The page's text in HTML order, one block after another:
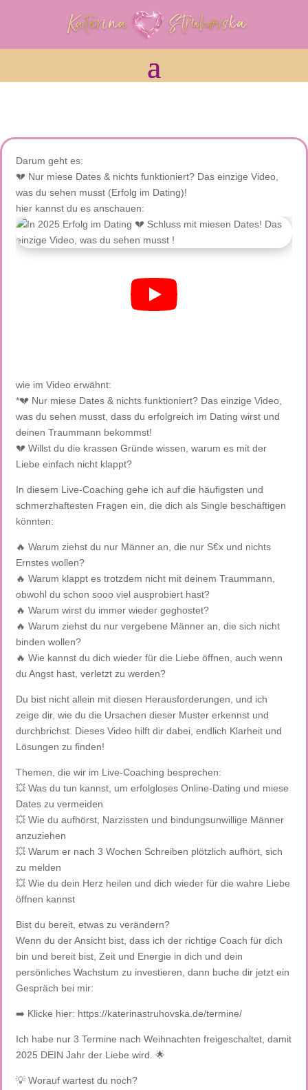
Darum geht es:
💔 Nur miese Dates & nichts funktioniert? Das einzige Video,
was du sehen musst (Erfolg im Dating)!
hier kannst du es anschauen:
wie im Video erwähnt:
*💔 Nur miese Dates & nichts funktioniert? Das einzige Video,
was du sehen musst, dass du erfolgreich im Dating wirst und
deinen Traummann bekommst!
💔 Willst du die krassen Gründe wissen, warum es mit der
Liebe einfach nicht klappt?
In diesem Live-Coaching gehe ich auf die häufigsten und
schmerzhaftesten Fragen ein, die dich als Single beschäftigen
könnten:
🔥 Warum ziehst du nur Männer an, die nur S€x und nichts
Ernstes wollen?
🔥 Warum klappt es trotzdem nicht mit deinem Traummann,
obwohl du schon sooo viel ausprobiert hast?
🔥 Warum wirst du immer wieder geghostet?
🔥 Warum ziehst du nur vergebene Männer an, die sich nicht
binden wollen?
🔥 Wie kannst du dich wieder für die Liebe öffnen, auch wenn
du Angst hast, verletzt zu werden?
Du bist nicht allein mit diesen Herausforderungen, und ich
zeige dir, wie du die Ursachen dieser Muster erkennst und
durchbrichst. Dieses Video hilft dir dabei, endlich Klarheit und
Lösungen zu finden!
Themen, die wir im Live-Coaching besprechen:
💥 Was du tun kannst, um erfolgloses Online-Dating und miese
Dates zu vermeiden
💥 Wie du aufhörst, Narzissten und bindungsunwillige Männer
anzuziehen
💥 Warum er nach 3 Wochen Schreiben plötzlich aufhört, sich
zu melden
💥 Wie du dein Herz heilen und dich wieder für die wahre Liebe
öffnen kannst
Bist du bereit, etwas zu verändern?
Wenn du der Ansicht bist, dass ich der richtige Coach für dich
bin und bereit bist, Zeit und Energie in dich und dein
persönliches Wachstum zu investieren, dann buche dir jetzt ein
Gespräch bei mir:
➡️ Klicke hier: https://katerinastruhovska.de/termine/
Ich habe nur 3 Termine nach Weihnachten freigeschaltet, damit
2025 DEIN Jahr der Liebe wird. 🌟
💡 Worauf wartest du noch?